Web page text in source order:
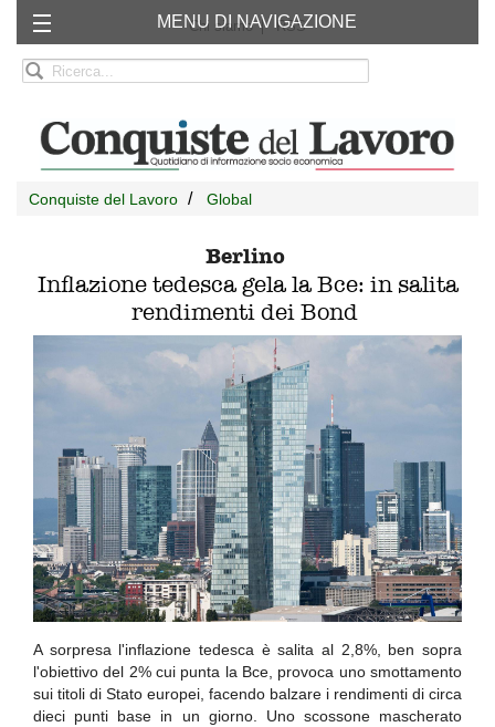
Chi siamo RSS
MENU DI NAVIGAZIONE
Conquiste del Lavoro Global
Berlino
Inflazione tedesca gela la Bce: in salita
rendimenti dei Bond
A sorpresa l'inflazione tedesca è salita al 2,8%, ben sopra
l'obiettivo del 2% cui punta la Bce, provoca uno smottamento
sui titoli di Stato europei, facendo balzare i rendimenti di circa
dieci punti base in un giorno. Uno scossone mascherato